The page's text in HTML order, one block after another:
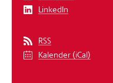
LinkedIn
RSS
Kalender (iCal)